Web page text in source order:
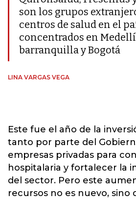
son los grupos
centros de salud en el
concentrados en
barranquilla y Bogotá
LINA VARGAS VEGA
Este fue el año de la
tanto por parte del
empresas privadas para
hospitalaria y fortalecer la
del sector. Pero este
recursos no es nuevo, sino